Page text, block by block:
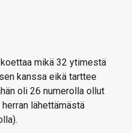
mikä 32 ytimestä
kanssa eikä tarttee
oli 26 numerolla ollut
lähettämästä